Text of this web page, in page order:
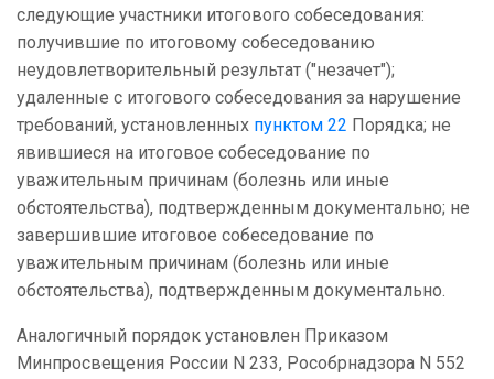
следующие участники итогового собеседования:
получившие по итоговому собеседованию
неудовлетворительный результат ("незачет");
удаленные с итогового собеседования за нарушение
требований, установленных пунктом 22 Порядка; не
явившиеся на итоговое собеседование по
уважительным причинам (болезнь или иные
обстоятельства), подтвержденным документально; не
завершившие итоговое собеседование по
уважительным причинам (болезнь или иные
обстоятельства), подтвержденным документально.
Аналогичный порядок установлен Приказом
Минпросвещения России N 233, Рособрнадзора N 552